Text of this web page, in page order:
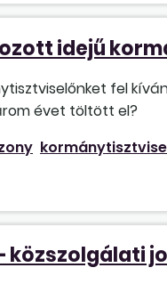
idejű
fel
évet töltött el?
közszolgálati